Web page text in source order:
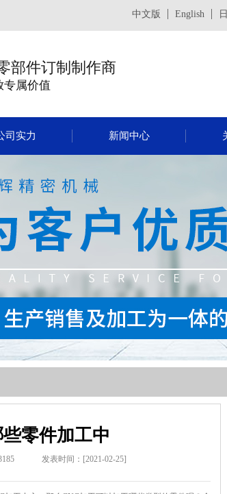
中文版 English
部件订制制作商
属价值
司实力 新闻中心
零件加工中
发表时间：[2021-02-25]